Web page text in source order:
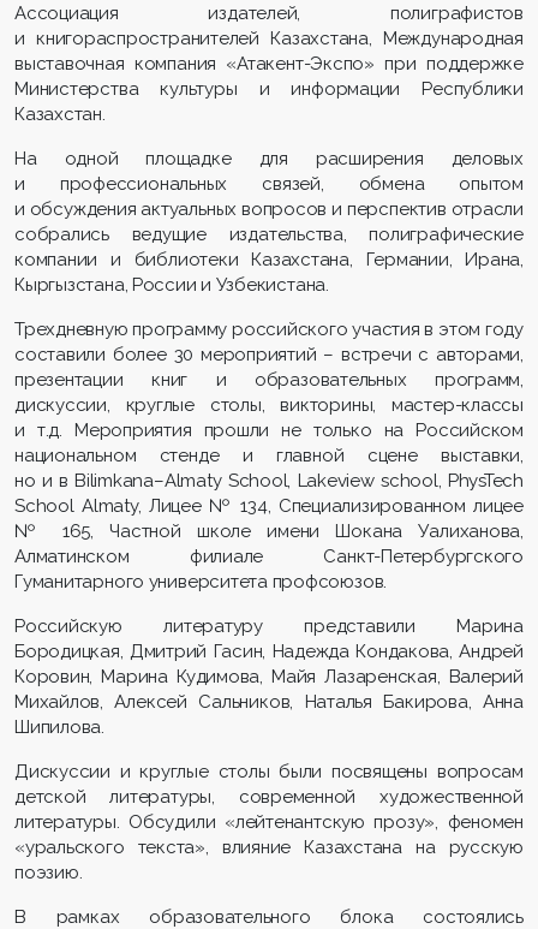
Ассоциация издателей, полиграфистов
и книгораспространителей Казахстана, Международная
выставочная компания «Атакент-Экспо» при поддержке
Министерства культуры и информации Республики
Казахстан.
На одной площадке для расширения деловых
и профессиональных связей, обмена опытом
и обсуждения актуальных вопросов и перспектив отрасли
собрались ведущие издательства, полиграфические
компании и библиотеки Казахстана, Германии, Ирана,
Кыргызстана, России и Узбекистана.
Трехдневную программу российского участия в этом году
составили более 30 мероприятий – встречи с авторами,
презентации книг и образовательных программ,
дискуссии, круглые столы, викторины, мастер-классы
и т.д. Мероприятия прошли не только на Российском
национальном стенде и главной сцене выставки,
но и в Bilimkana–Almaty School, Lakeview school, PhysTech
School Almaty, Лицее № 134, Специализированном лицее
№ 165, Частной школе имени Шокана Уалиханова,
Алматинском филиале Санкт-Петербургского
Гуманитарного университета профсоюзов.
Российскую литературу представили Марина
Бородицкая, Дмитрий Гасин, Надежда Кондакова, Андрей
Коровин, Марина Кудимова, Майя Лазаренская, Валерий
Михайлов, Алексей Сальников, Наталья Бакирова, Анна
Шипилова.
Дискуссии и круглые столы были посвящены вопросам
детской литературы, современной художественной
литературы. Обсудили «лейтенантскую прозу», феномен
«уральского текста», влияние Казахстана на русскую
поэзию.
В рамках образовательного блока состоялись